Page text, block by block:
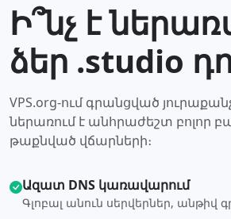
Ի՞նչ է
ձեր .studio
VPS.org-ում գրանցված
ներառում է անհրաժեշտ բոլոր
թաքնված վճարների։
Ազատ DNS կառավարում
Գլոբալ անուն սերվերներ, անթիվ